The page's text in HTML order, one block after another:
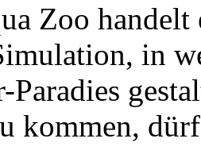
Zoo
in
Paradies
kommen,